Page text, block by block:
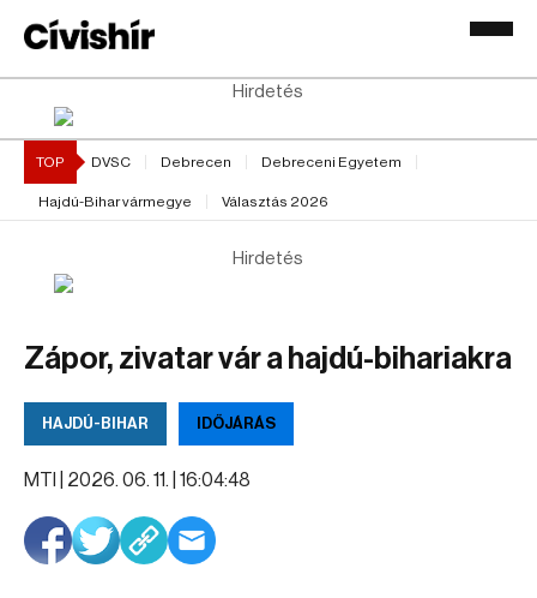
Hirdetés
TOP DVSC Debrecen Debreceni Egyetem
Hajdú-Bihar vármegye Választás 2026
Hirdetés
Zápor, zivatar vár a hajdú-bihariakra
HAJDÚ-BIHAR IDŐJÁRÁS
MTI | 2026. 06. 11. | 16:04:48